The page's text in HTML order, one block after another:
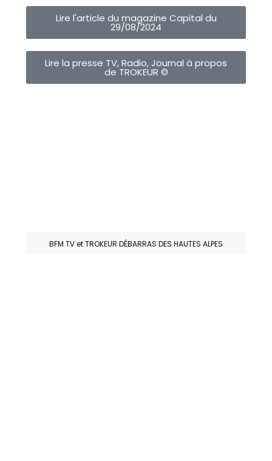
Lire l'article du magazine Capital du
29/08/2024
Lire la presse TV, Radio, Journal à propos
de TROKEUR ©
BFM TV et TROKEUR DÉBARRAS DES HAUTES ALPES